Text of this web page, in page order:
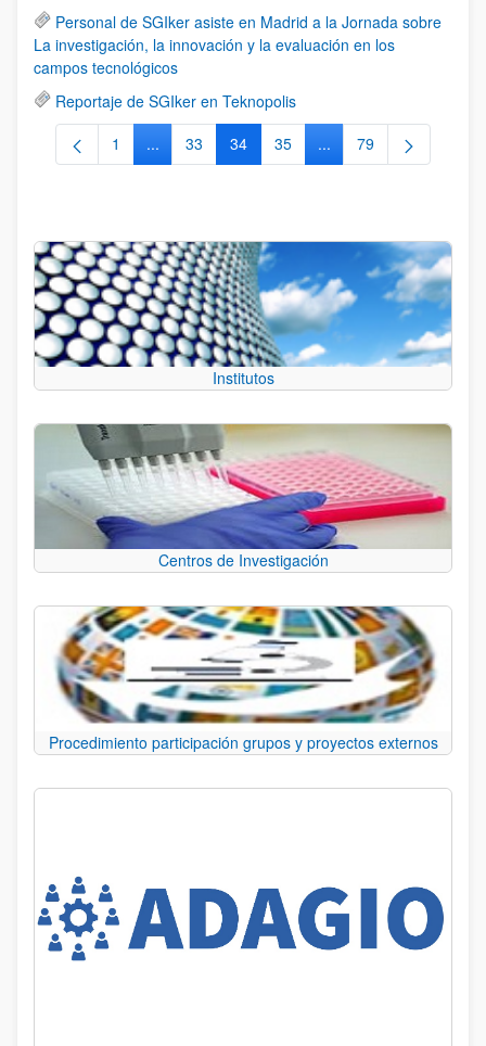
Personal de SGIker asiste en Madrid a la Jornada sobre
La investigación, la innovación y la evaluación en los
campos tecnológicos
Reportaje de SGIker en Teknopolis
Página
1 ...Páginas intermedias Use TAB para desplazarse.
Página
33 Página
34 Página
35 ...Páginas intermedias
Página
79
Institutos
Centros de Investigación
Procedimiento participación grupos y proyectos externos